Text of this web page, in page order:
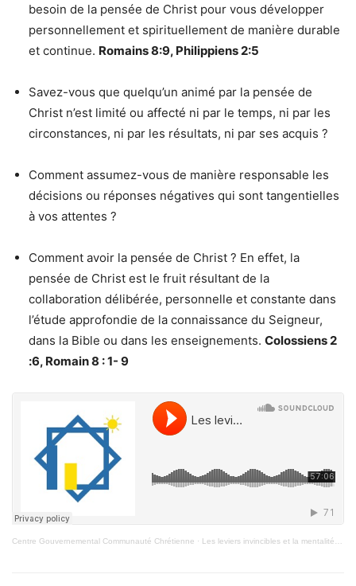
besoin de la pensée de Christ pour vous développer
personnellement et spirituellement de manière durable
et continue. Romains 8:9, Philippiens 2:5
Savez-vous que quelqu’un animé par la pensée de
Christ n’est limité ou affecté ni par le temps, ni par les
circonstances, ni par les résultats, ni par ses acquis ?
Comment assumez-vous de manière responsable les
décisions ou réponses négatives qui sont tangentielles
à vos attentes ?
Comment avoir la pensée de Christ ? En effet, la
pensée de Christ est le fruit résultant de la
collaboration délibérée, personnelle et constante dans
l’étude approfondie de la connaissance du Seigneur,
dans la Bible ou dans les enseignements. Colossiens 2
:6, Romain 8 : 1- 9
Centre Gouvernemental Communauté Chrétienne · Les leviers invincibles et la mentalité victorieuse de toute saison (2)